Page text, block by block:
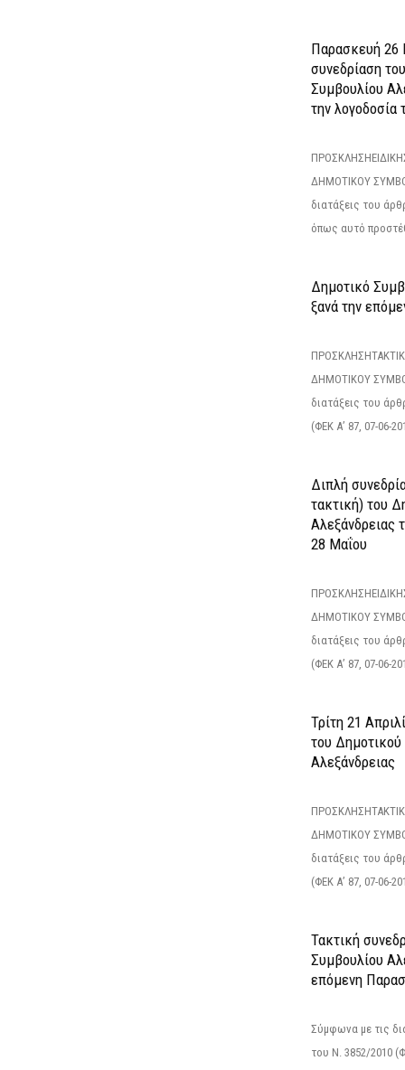
Παρασκευή 26
συνεδρίαση
Συμβουλίου
την λογοδοσία
ΔΗΜΟΤΙΚΟΥ
διατάξεις του
όπως αυτό
Δημοτικό
ξανά την
ΔΗΜΟΤΙΚΟΥ
διατάξεις του
(ΦΕΚ Α’ 87, 07-06-
Διπλή
τακτική) του
Αλεξάνδρειας
28 Μαΐου
ΔΗΜΟΤΙΚΟΥ
διατάξεις του
(ΦΕΚ Α’ 87, 07-06-
Τρίτη 21
του
Αλεξάνδρειας
ΔΗΜΟΤΙΚΟΥ
διατάξεις του
(ΦΕΚ Α’ 87, 07-06-
Τακτική
Συμβουλίου
επόμενη
Σύμφωνα με τις
του Ν. 3852/2010